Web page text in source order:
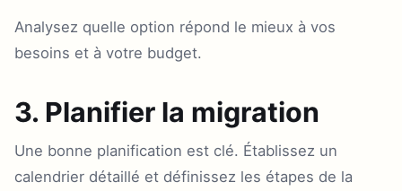
Analysez quelle option répond le mieux à vos
besoins et à votre budget.
3. Planifier la migration
Une bonne planification est clé. Établissez un
calendrier détaillé et définissez les étapes de la